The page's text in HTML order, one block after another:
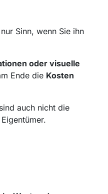
Sinn, wenn Sie ihn
oder visuelle
Ende die Kosten
sind auch nicht die